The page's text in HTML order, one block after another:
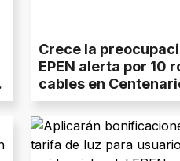
Crece la
EPEN alerta por 10
cables en
días